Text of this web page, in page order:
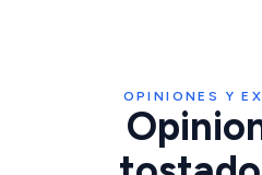
OPINIONES Y